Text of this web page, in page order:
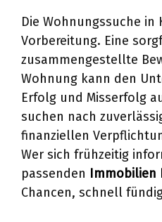
Die Wohnungssuche
Vorbereitung. Eine
zusammengestellte
Wohnung kann den
Erfolg und Misserfolg
suchen nach
finanziellen
Wer sich frühzeitig
passenden Immobilien
Chancen, schnell